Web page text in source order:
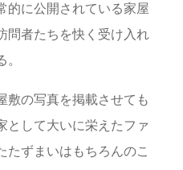
的に公開されている家屋
問者たちを快く受け入れ
敷の写真を掲載させても
として大いに栄えたファ
たずまいはもちろんのこ